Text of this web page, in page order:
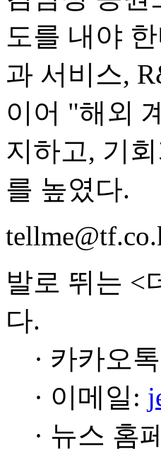
도를 내야
과 서비스,
이어 "해외
지하고, 기
를 높였다.
발로 뛰는 <
다.
· 카카오
· 이메일:
· 뉴스 홈